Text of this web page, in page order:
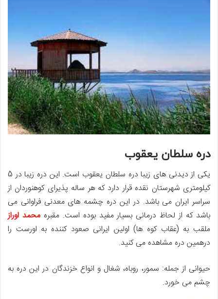
دره سلطان یعقوب
یکی از دیدنی های زیبا دره سلطان یعقوب است. این دره زیبا در 5
کیلومتری شهرستان نقده قرار دارد که هر ساله پذیرای کوهنوردان از
سراسر ایران می باشد. در این دره چشمه های معدنی فراوانی می
باشد که از لحاظ درمانی بسیار مفید بوده است. مقبرهمحمد اوراز
ملقب به (عقاب کوه ها) اولین ایرانی صعود کننده به اورست را
درهمین دره مشاهده می کنید.
حیوانی از جمله: سمور، روباه، شغال و انواع خزندگان در این دره به
چشم می خورد.